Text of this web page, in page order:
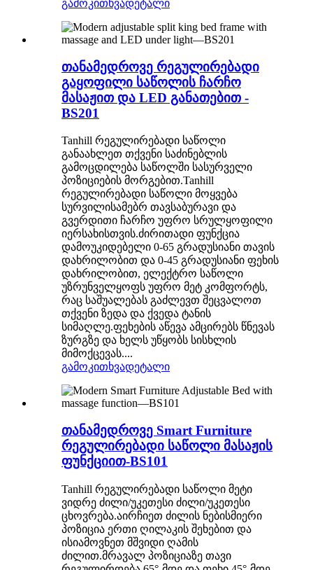
გამოკითხვადეტალი
თანამედროვე რეგულირებადი
გაყოფილი საწოლის ჩარჩო
მასაჟით და LED განათებით -
BS201
Tanhill რეგულირებადი საწოლი
განაახლეთ თქვენი საძინებლის
გამოცდილება საწოლში სასურველი
პოზიციების მორგებით.Tanhill
რეგულირებადი საწოლი მოყვება
სურვილისამებრ თავსაბურავი და
გვერდითი ჩარჩო უფრო სრულყოფილი
იერსახისთვის.ძირითადი ფუნქცია
დამოუკიდებელი 0-65 გრადუსიანი თავის
დახრილობით და 0-45 გრადუსიანი ფეხის
დახრილობით, ელექტრო საწოლი
უზრუნველყოფს უფრო მეტ კომფორტს,
რაც საშუალებას გაძლევთ შეცვალოთ
თქვენი ზედა და ქვედა ტანის
სიმაღლე.ფეხების აწევა ამცირებს წნევას
ზურგზე და ხელს უწყობს სისხლის
მიმოქცევას....
გამოკითხვადეტალი
თანამედროვე Smart Furniture
რეგულირებადი საწოლი მასაჟის
ფუნქციით-BS101
Tanhill რეგულირებადი საწოლი მეტი
ვიდრე ძილი/უკეთესი ძილი/უკეთესი
ცხოვრება.აირჩიეთ ძილის ნებისმიერი
პოზიცია ერთი ღილაკის შეხებით და
ისიამოვნეთ მშვიდი ღამის
ძილით.მრავალ პოზიციაზე თავი